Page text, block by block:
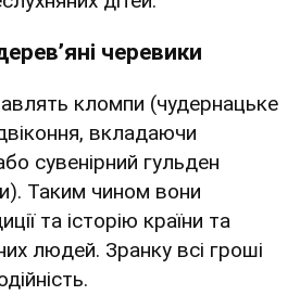
черевики
кломпи (чудернацьке
вкладаючи
сувенірний гульден
Таким чином вони
та історію країни та
людей. Зранку всі гроші